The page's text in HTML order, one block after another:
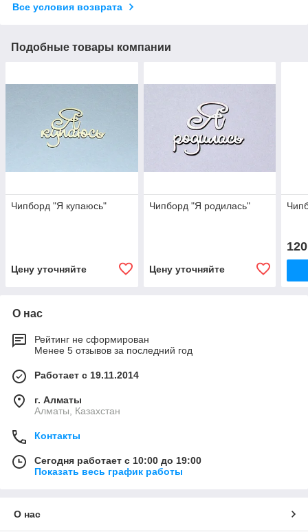
Все условия возврата
Подобные товары компании
Чипборд "Я купаюсь"
Цену уточняйте
Чипборд "Я родилась"
Цену уточняйте
120
О нас
Рейтинг не сформирован
Менее 5 отзывов за последний год
Работает с 19.11.2014
г. Алматы
Алматы, Казахстан
Контакты
Сегодня работает с 10:00 до 19:00
Показать весь график работы
О нас